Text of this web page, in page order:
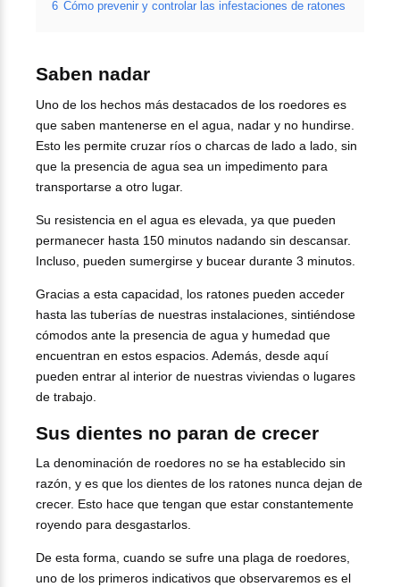
6 Cómo prevenir y controlar las infestaciones de ratones
Saben nadar
Uno de los hechos más destacados de los roedores es
que saben mantenerse en el agua, nadar y no hundirse.
Esto les permite cruzar ríos o charcas de lado a lado, sin
que la presencia de agua sea un impedimento para
transportarse a otro lugar.
Su resistencia en el agua es elevada, ya que pueden
permanecer hasta 150 minutos nadando sin descansar.
Incluso, pueden sumergirse y bucear durante 3 minutos.
Gracias a esta capacidad, los ratones pueden acceder
hasta las tuberías de nuestras instalaciones, sintiéndose
cómodos ante la presencia de agua y humedad que
encuentran en estos espacios. Además, desde aquí
pueden entrar al interior de nuestras viviendas o lugares
de trabajo.
Sus dientes no paran de crecer
La denominación de roedores no se ha establecido sin
razón, y es que los dientes de los ratones nunca dejan de
crecer. Esto hace que tengan que estar constantemente
royendo para desgastarlos.
De esta forma, cuando se sufre una plaga de roedores,
uno de los primeros indicativos que observaremos es el